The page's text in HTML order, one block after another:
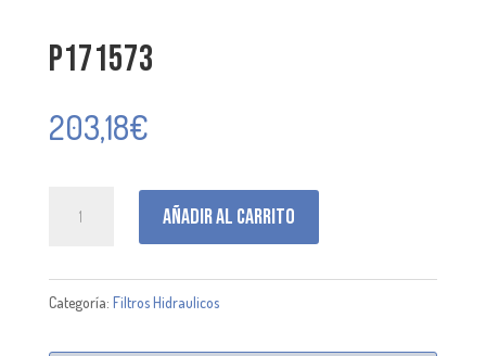
P171573
203,18€
Añadir al carrito
Categoría: Filtros Hidraulicos